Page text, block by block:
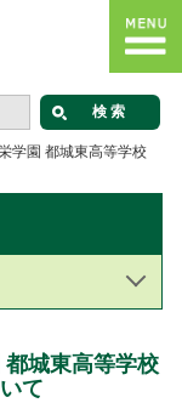
学園 都城東高等学校
城東高等学校
て